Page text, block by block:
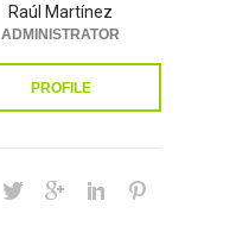
Raúl Martínez
ADMINISTRATOR
PROFILE